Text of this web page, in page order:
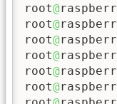
root@
root@
root@
root@
root@
root@